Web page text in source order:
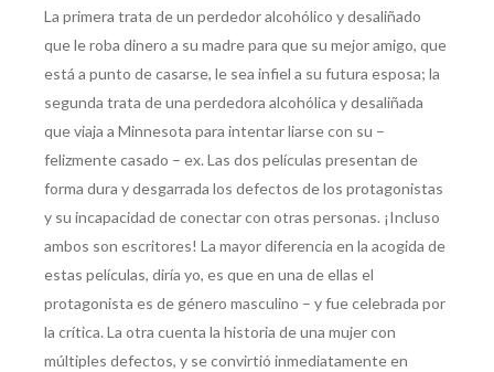
La primera trata de un perdedor alcohólico y desaliñado
que le roba dinero a su madre para que su mejor amigo, que
está a punto de casarse, le sea infiel a su futura esposa; la
segunda trata de una perdedora alcohólica y desaliñada
que viaja a Minnesota para intentar liarse con su –
felizmente casado – ex. Las dos películas presentan de
forma dura y desgarrada los defectos de los protagonistas
y su incapacidad de conectar con otras personas. ¡Incluso
ambos son escritores! La mayor diferencia en la acogida de
estas películas, diría yo, es que en una de ellas el
protagonista es de género masculino – y fue celebrada por
la crítica. La otra cuenta la historia de una mujer con
múltiples defectos, y se convirtió inmediatamente en